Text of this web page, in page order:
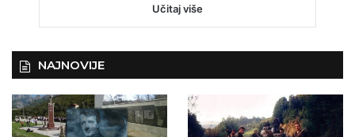
Učitaj više
NAJNOVIJE